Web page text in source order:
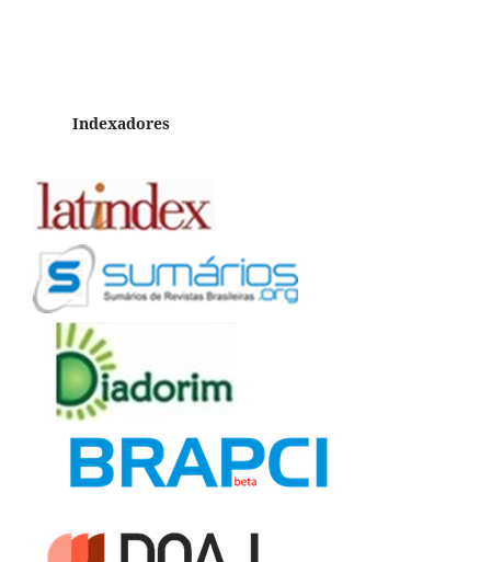
Indexadores